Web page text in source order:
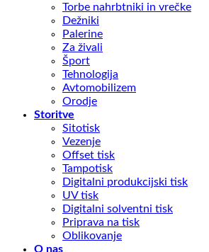
Torbe nahrbtniki in vrečke
Dežniki
Palerine
Za živali
Šport
Tehnologija
Avtomobilizem
Orodje
Storitve
Sitotisk
Vezenje
Offset tisk
Tampotisk
Digitalni produkcijski tisk
UV tisk
Digitalni solventni tisk
Priprava na tisk
Oblikovanje
O nas